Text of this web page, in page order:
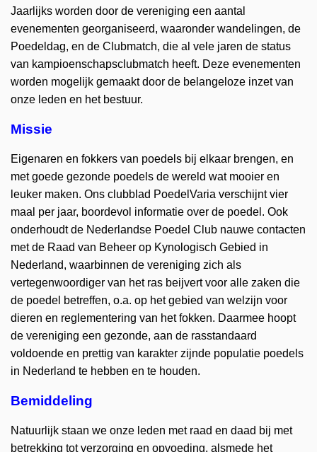
prev next
Jaarlijks worden door de vereniging een aantal
evenementen georganiseerd, waaronder wandelingen, de
Poedeldag, en de Clubmatch, die al vele jaren de status
van kampioenschapsclubmatch heeft. Deze evenementen
worden mogelijk gemaakt door de belangeloze inzet van
onze leden en het bestuur.
Missie
Eigenaren en fokkers van poedels bij elkaar brengen, en
met goede gezonde poedels de wereld wat mooier en
leuker maken. Ons clubblad PoedelVaria verschijnt vier
maal per jaar, boordevol informatie over de poedel. Ook
onderhoudt de Nederlandse Poedel Club nauwe contacten
met de Raad van Beheer op Kynologisch Gebied in
Nederland, waarbinnen de vereniging zich als
vertegenwoordiger van het ras beijvert voor alle zaken die
de poedel betreffen, o.a. op het gebied van welzijn voor
dieren en reglementering van het fokken. Daarmee hoopt
de vereniging een gezonde, aan de rasstandaard
voldoende en prettig van karakter zijnde populatie poedels
in Nederland te hebben en te houden.
Bemiddeling
Natuurlijk staan we onze leden met raad en daad bij met
betrekking tot verzorging en opvoeding, alsmede het